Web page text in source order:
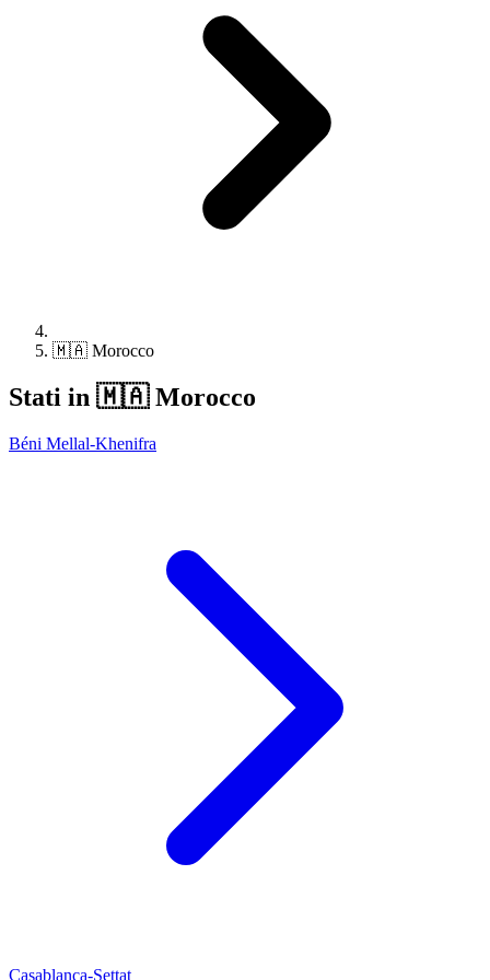
🇲🇦 Morocco
Stati in 🇲🇦 Morocco
Béni Mellal-Khenifra
Casablanca-Settat